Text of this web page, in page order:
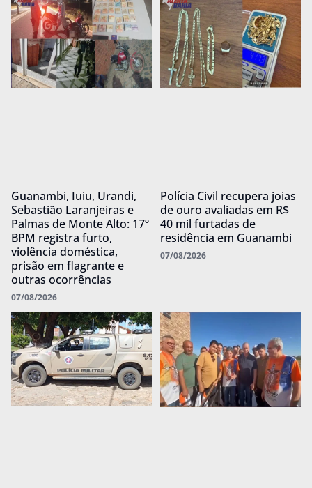
Guanambi, Iuiu, Urandi,
Sebastião Laranjeiras e
Palmas de Monte Alto: 17º
BPM registra furto,
violência doméstica,
prisão em flagrante e
outras ocorrências
07/08/2026
Polícia Civil recupera joias
de ouro avaliadas em R$
40 mil furtadas de
residência em Guanambi
07/08/2026